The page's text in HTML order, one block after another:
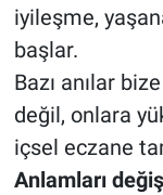
iyileşme,
başlar.
Bazı anılar
değil, onlara
içsel eczane
Anlamları